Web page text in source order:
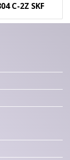
C-2Z SKF